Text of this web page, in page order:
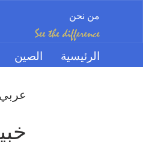
من نحن
الرئيسية الصين
عربي